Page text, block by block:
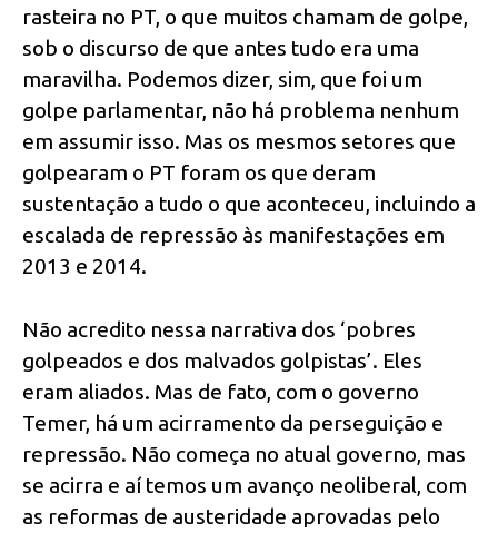
rasteira no PT, o que muitos chamam de golpe,
sob o discurso de que antes tudo era uma
maravilha. Podemos dizer, sim, que foi um
golpe parlamentar, não há problema nenhum
em assumir isso. Mas os mesmos setores que
golpearam o PT foram os que deram
sustentação a tudo o que aconteceu, incluindo a
escalada de repressão às manifestações em
2013 e 2014.
Não acredito nessa narrativa dos ‘pobres
golpeados e dos malvados golpistas’. Eles
eram aliados. Mas de fato, com o governo
Temer, há um acirramento da perseguição e
repressão. Não começa no atual governo, mas
se acirra e aí temos um avanço neoliberal, com
as reformas de austeridade aprovadas pelo